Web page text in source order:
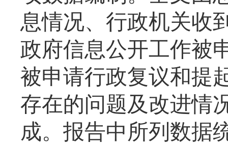
息情况、 行政机关收
政府信息公开工作被
被申请行政复议和提
存在的问题及改进情
成。报告中所列数据